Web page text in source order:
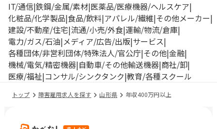
IT/通信 鉄鋼/金属/素材 医薬品/医療機器/ヘルスケア
化粧品/化学製品 食品/飲料 アパレル/繊維 その他メーカー
建設/不動産/住宅 流通/小売/外食 運輸/物流/倉庫
電力/ガス/石油 メディア/広告/出版 サービス
各種団体/非営利団体/特殊法人/官公庁 その他 金融
機械/電気/精密機器 自動車/その他輸送機器 商社/卸
医療/福祉 コンサル/シンクタンク 教育/各種スクール
トップ 障害雇用求人を探す 山形県 年収400万円以上